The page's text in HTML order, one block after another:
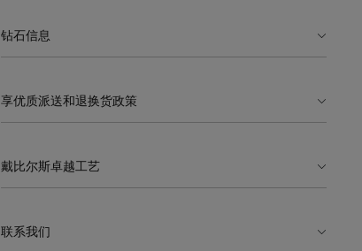
钻石信息
享优质派送和退换货政策
戴比尔斯卓越工艺
联系我们